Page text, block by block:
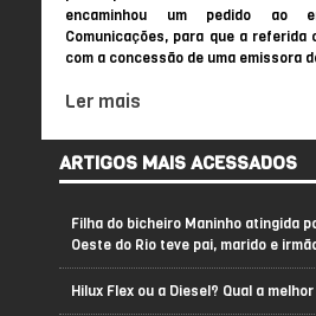
encaminhou um pedido ao
Comunicações, para que a referida
com a concessão de uma emissora
Ler mais
ARTIGOS MAIS ACESSADOS
Filha do bicheiro Maninho atingida
Oeste do Rio teve pai, marido e
Hilux Flex ou a Diesel? Qual a